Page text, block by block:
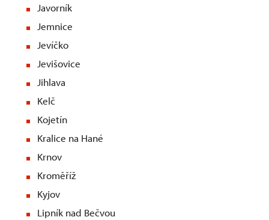
Javorník
Jemnice
Jevíčko
Jevišovice
Jihlava
Kelč
Kojetín
Kralice na Hané
Krnov
Kroměříž
Kyjov
Lipník nad Bečvou